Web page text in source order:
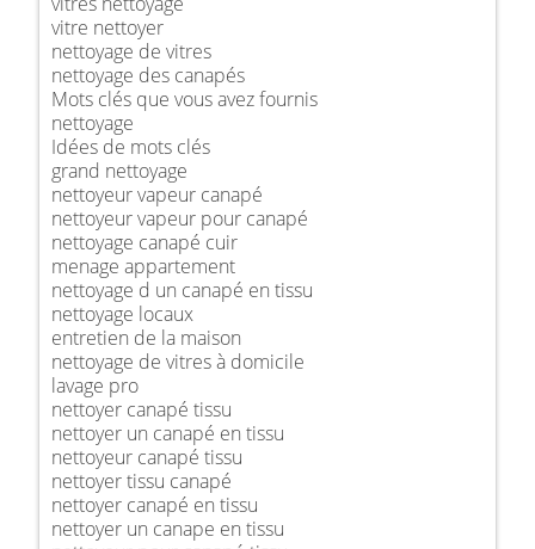
vitre nettoyer
nettoyage de vitres
nettoyage des canapés
Mots clés que vous avez fournis
nettoyage
Idées de mots clés
grand nettoyage
nettoyeur vapeur canapé
nettoyeur vapeur pour canapé
nettoyage canapé cuir
menage appartement
nettoyage d un canapé en tissu
nettoyage locaux
entretien de la maison
nettoyage de vitres à domicile
lavage pro
nettoyer canapé tissu
nettoyer un canapé en tissu
nettoyeur canapé tissu
nettoyer tissu canapé
nettoyer canapé en tissu
nettoyer un canape en tissu